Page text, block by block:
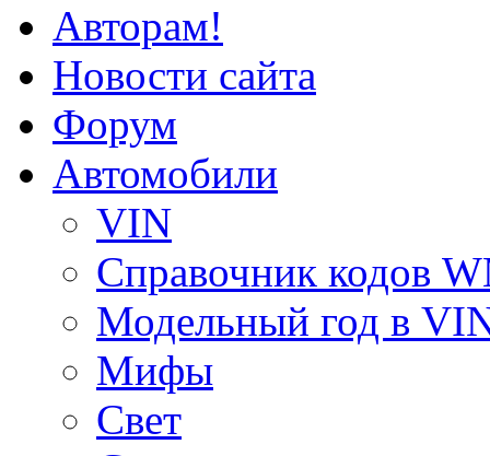
Авторам!
Новости сайта
Форум
Автомобили
VIN
Справочник кодов
Модельный год в
Мифы
Свет